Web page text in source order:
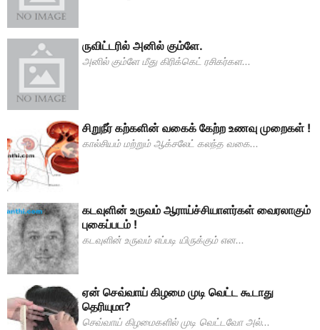
ருவிட்டரில் அனில் கும்ளே.
அனில் கும்ளே மீது கிரிக்கெட் ரசிகர்கள...
சிறுநீர் கற்களின் வகைக் கேற்ற உணவு முறைகள் !
கால்சியம் மற்றும் ஆக்சலேட் கலந்த வகை...
கடவுளின் உருவம் ஆராய்ச்சியாளர்கள் வைரலாகும்
புகைப்படம் !
கடவுளின் உருவம் எப்படி யிருக்கும் என...
ஏன் செவ்வாய் கிழமை முடி வெட்ட கூடாது
தெரியுமா?
செவ்வாய் கிழமைகளில் முடி வெட்டவோ அல்...